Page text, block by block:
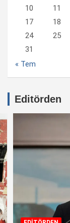
10
11
17
18
24
25
31
« Tem
Editörden